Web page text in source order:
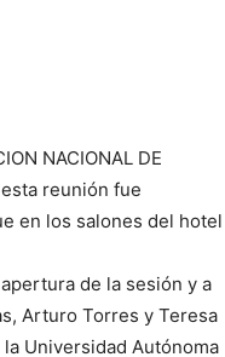
NACIONAL DE
esta reunión fue
en los salones del hotel
de la sesión y a
Arturo Torres y Teresa
Universidad Autónoma